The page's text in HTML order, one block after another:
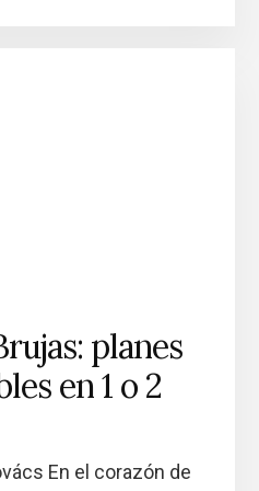
planes
en 1 o 2
En el corazón de